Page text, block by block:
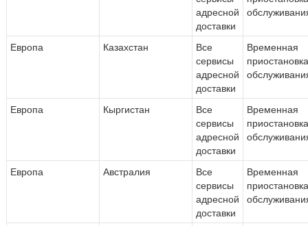
адресной
доставки
Европа Казахстан
Все
сервисы
адресной
доставки
Временная
Европа Кыргистан
Все
сервисы
адресной
доставки
Временная
Европа Австралия
Все
сервисы
адресной
доставки
Временная